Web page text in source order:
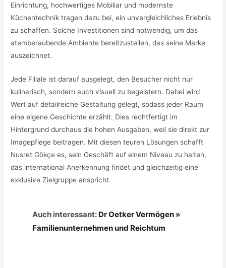
Einrichtung, hochwertiges Mobiliar und modernste
Küchentechnik tragen dazu bei, ein unvergleichliches Erlebnis
zu schaffen. Solche Investitionen sind notwendig, um das
atemberaubende Ambiente bereitzustellen, das seine Marke
auszeichnet.
Jede Filiale ist darauf ausgelegt, den Besucher nicht nur
kulinarisch, sondern auch visuell zu begeistern. Dabei wird
Wert auf detailreiche Gestaltung gelegt, sodass jeder Raum
eine eigene Geschichte erzählt. Dies rechtfertigt im
Hintergrund durchaus die hohen Ausgaben, weil sie direkt zur
Imagepflege beitragen. Mit diesen teuren Lösungen schafft
Nusret Gökçe es, sein Geschäft auf einem Niveau zu halten,
das international Anerkennung findet und gleichzeitig eine
exklusive Zielgruppe anspricht.
Auch interessant: Dr Oetker Vermögen »
Familienunternehmen und Reichtum